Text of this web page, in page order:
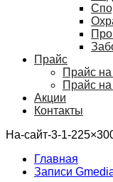
Прайс
Прайс
Прайс
Акции
Контакты
На-сайт-3-1-
Главная
Записи